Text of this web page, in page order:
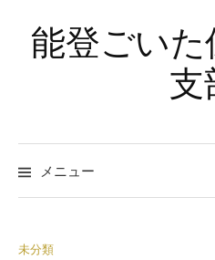
能登ごい
支
メニュー
未分類